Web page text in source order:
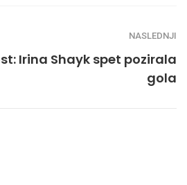
NASLEDNJI
Irina Shayk spet pozirala
gola